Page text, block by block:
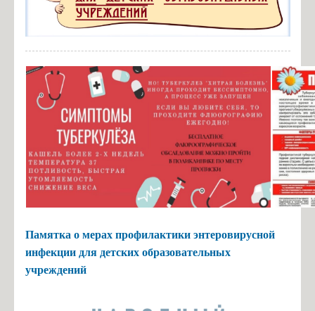
Памятка о мерах профилактики энтеровирусной
инфекции для детских образовательных
учреждений